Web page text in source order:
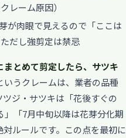
レーム原因）
が肉眼で見えるので「ここは
だし強剪定は禁忌
とめて剪定したら、サツキ
いうクレームは、業者の品種
ジ・サツキは「花後すぐの
「7月中旬以降は花芽分化期
ルールです。この点を最初に